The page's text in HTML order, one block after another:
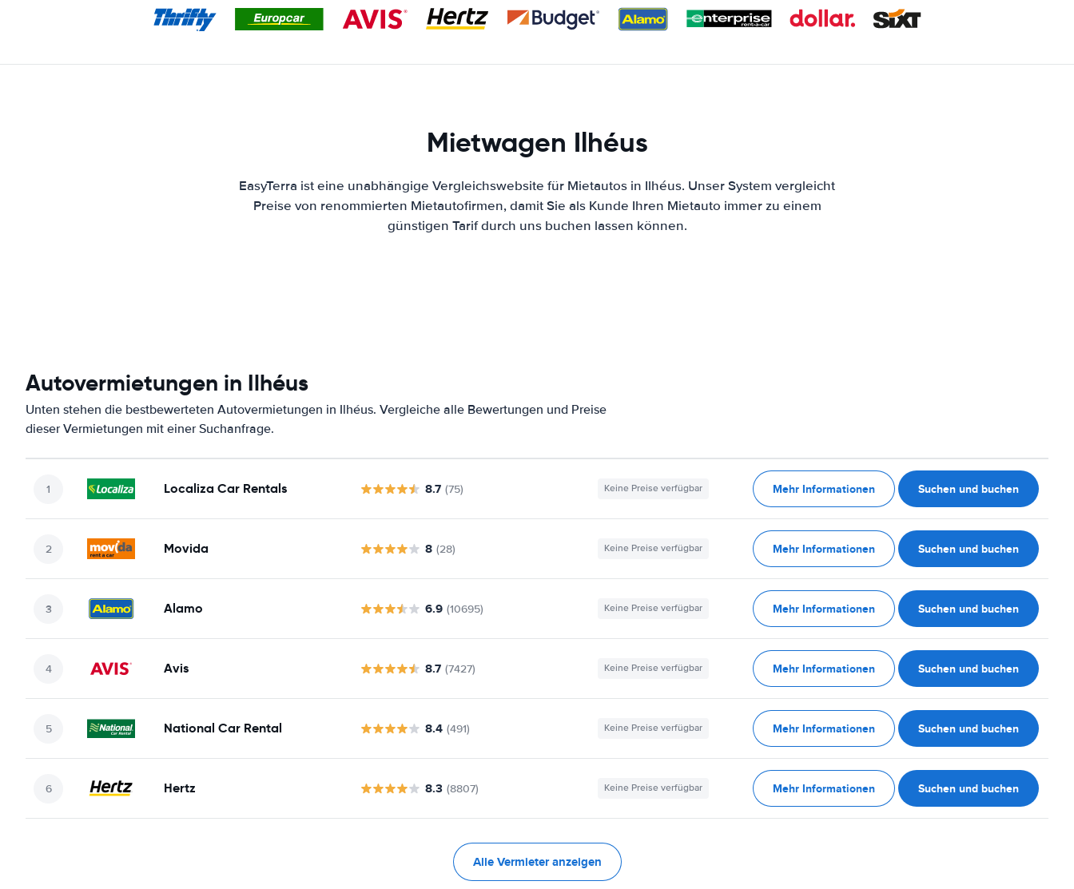
Mietwagen Ilhéus
EasyTerra ist eine unabhängige Vergleichswebsite für Mietautos in Ilhéus. Unser System vergleicht
Preise von renommierten Mietautofirmen, damit Sie als Kunde Ihren Mietauto immer zu einem
günstigen Tarif durch uns buchen lassen können.
Autovermietungen in Ilhéus
Unten stehen die bestbewerteten Autovermietungen in Ilhéus. Vergleiche alle Bewertungen und Preise
dieser Vermietungen mit einer Suchanfrage.
Localiza Car Rentals 8.7 (75) Keine Preise verfügbar Mehr Informationen Suchen und buchen
Movida 8 (28) Keine Preise verfügbar Mehr Informationen Suchen und buchen
Alamo 6.9 (10695) Keine Preise verfügbar Mehr Informationen Suchen und buchen
Avis 8.7 (7427) Keine Preise verfügbar Mehr Informationen Suchen und buchen
National Car Rental 8.4 (491) Keine Preise verfügbar Mehr Informationen Suchen und buchen
Hertz 8.3 (8807) Keine Preise verfügbar Mehr Informationen Suchen und buchen
Alle Vermieter anzeigen